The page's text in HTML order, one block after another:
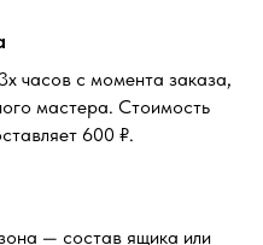
часов с момента заказа,
мастера. Стоимость
600 ₽.
— состав ящика или